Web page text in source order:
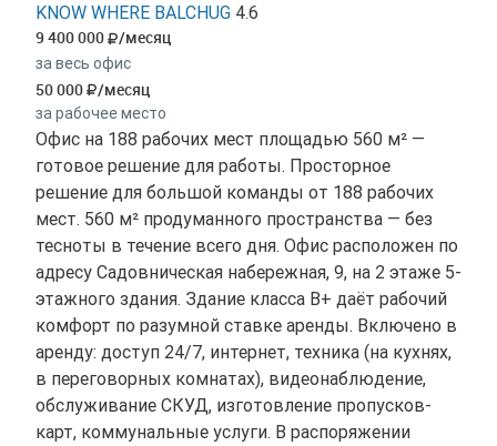
KNOW WHERE BALCHUG 4.6
9 400 000 /месяц
за весь офис
50 000 /месяц
за рабочее место
Офис на 188 рабочих мест площадью 560 м² —
готовое решение для работы. Просторное
решение для большой команды от 188 рабочих
мест. 560 м² продуманного пространства — без
тесноты в течение всего дня. Офис расположен по
адресу Садовническая набережная, 9, на 2 этаже 5-
этажного здания. Здание класса B+ даёт рабочий
комфорт по разумной ставке аренды. Включено в
аренду: доступ 24/7, интернет, техника (на кухнях,
в переговорных комнатах), видеонаблюдение,
обслуживание СКУД, изготовление пропусков-
карт, коммунальные услуги. В распоряжении